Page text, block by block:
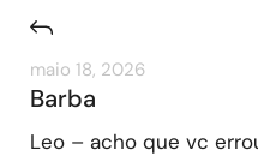
maio 18, 2026
Barba
Leo – acho que vc